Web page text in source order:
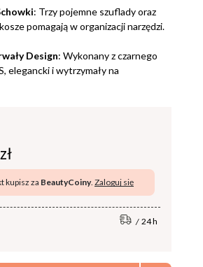
: Trzy pojemne szuflady oraz
pomagają w organizacji narzędzi.
Design: Wykonany z czarnego
elegancki i wytrzymały na
kupisz za BeautyCoiny. Zaloguj się
24 h